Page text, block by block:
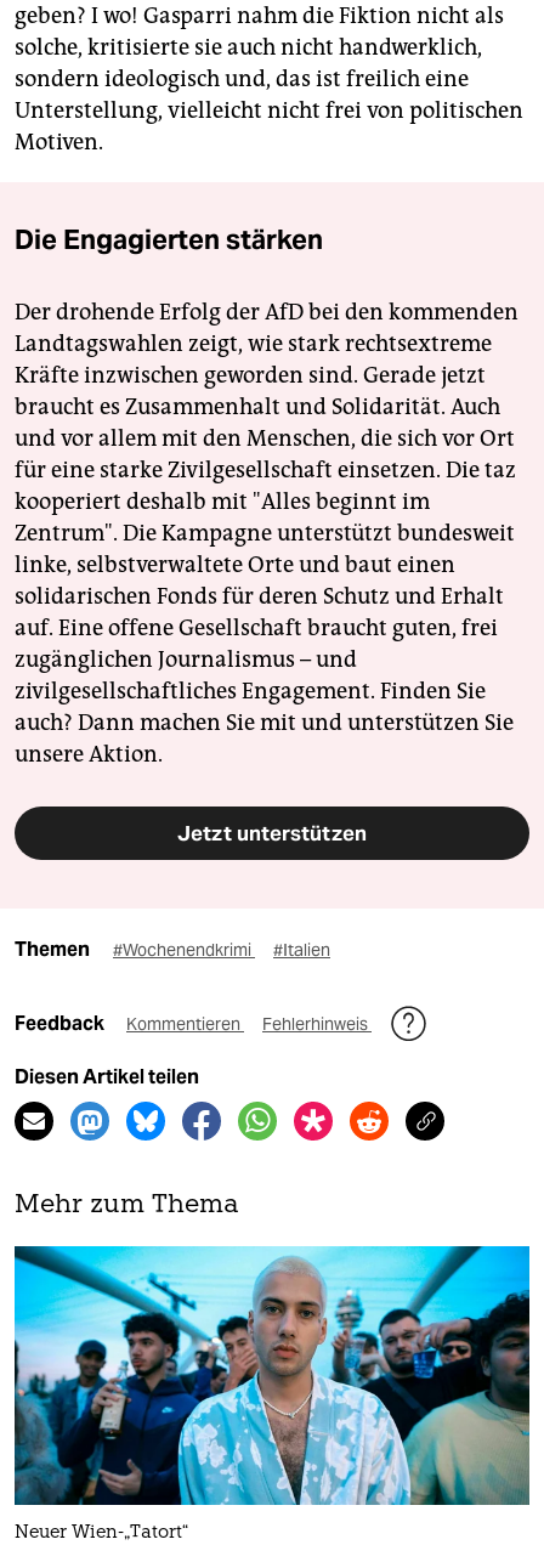
geben? I wo! Gasparri nahm die Fiktion nicht als
solche, kritisierte sie auch nicht handwerklich,
sondern ideologisch und, das ist freilich eine
Unterstellung, vielleicht nicht frei von politischen
Motiven.
Die Engagierten stärken
Der drohende Erfolg der AfD bei den kommenden
Landtagswahlen zeigt, wie stark rechtsextreme
Kräfte inzwischen geworden sind. Gerade jetzt
braucht es Zusammenhalt und Solidarität. Auch
und vor allem mit den Menschen, die sich vor Ort
für eine starke Zivilgesellschaft einsetzen. Die taz
kooperiert deshalb mit "Alles beginnt im
Zentrum". Die Kampagne unterstützt bundesweit
linke, selbstverwaltete Orte und baut einen
solidarischen Fonds für deren Schutz und Erhalt
auf. Eine offene Gesellschaft braucht guten, frei
zugänglichen Journalismus – und
zivilgesellschaftliches Engagement. Finden Sie
auch? Dann machen Sie mit und unterstützen Sie
unsere Aktion.
Jetzt unterstützen
Themen #Wochenendkrimi #Italien
Feedback Kommentieren Fehlerhinweis
Diesen Artikel teilen
Mehr zum Thema
Neuer Wien-„Tatort“